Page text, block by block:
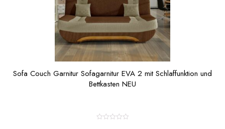
Sofa Couch Garnitur Sofagarnitur EVA 2 mit Schlaffunktion und
Bettkasten NEU